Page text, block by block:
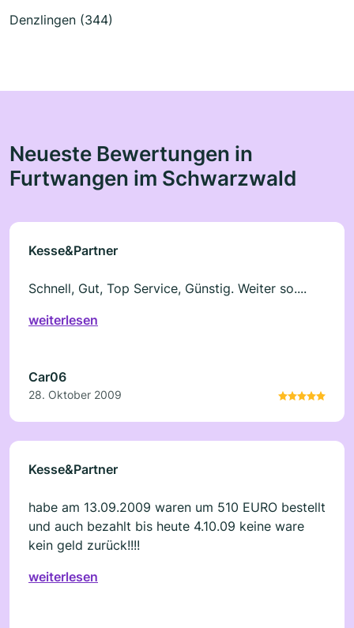
Denzlingen (344)
Neueste Bewertungen in
Furtwangen im Schwarzwald
Kesse&Partner
Schnell, Gut, Top Service, Günstig. Weiter so....
weiterlesen
Car06
28. Oktober 2009
Kesse&Partner
habe am 13.09.2009 waren um 510 EURO bestellt
und auch bezahlt bis heute 4.10.09 keine ware
kein geld zurück!!!!
weiterlesen